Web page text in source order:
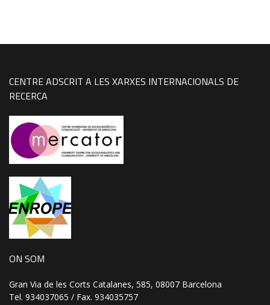
CENTRE ADSCRIT A LES XARXES INTERNACIONALS DE
RECERCA
ON SOM
Gran Via de les Corts Catalanes, 585, 08007 Barcelona
Tel. 934037065 / Fax. 934035757